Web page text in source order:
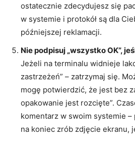
ostatecznie zdecydujesz się
w systemie i protokół są dla
późniejszej reklamacji.
Nie podpisuj „wszystko OK”,
Jeżeli na terminalu widnieje
zastrzeżeń” – zatrzymaj się.
mogę potwierdzić, że jest bez
opakowanie jest rozcięte”.
komentarz w swoim systemie –
na koniec zrób zdjęcie ekranu,